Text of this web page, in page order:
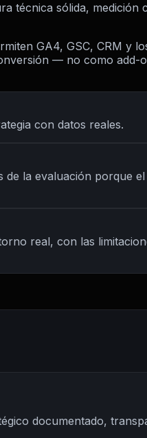
técnica sólida, medición
GA4, GSC, CRM y
— no como add-
con datos reales.
la evaluación porque
real, con las
documentado,